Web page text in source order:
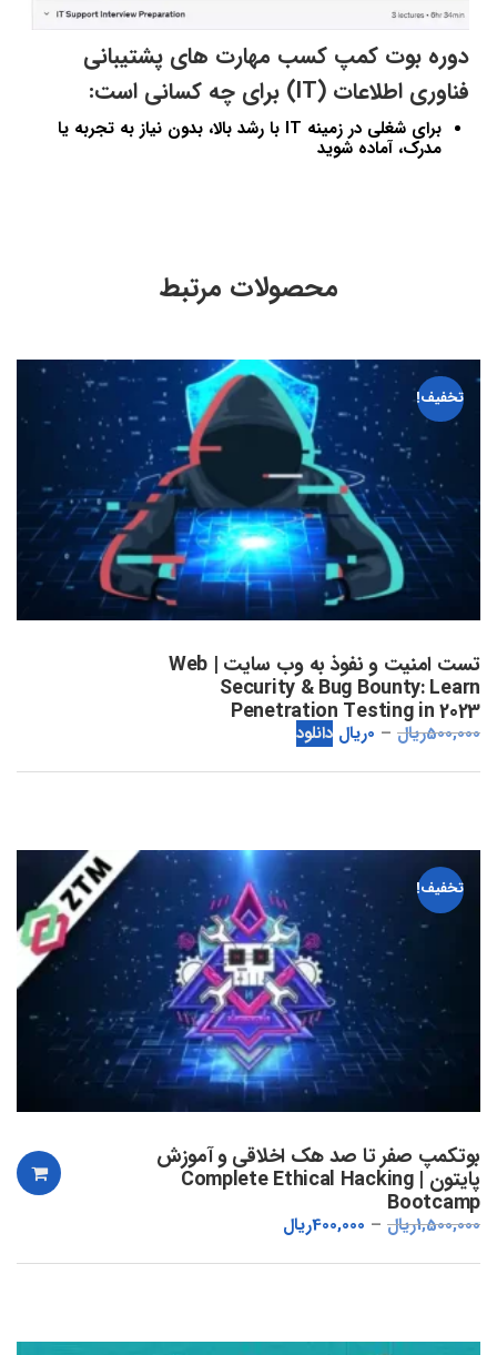
دوره بوت کمپ کسب مهارت های پشتیبانی
فناوری اطلاعات (IT) برای چه کسانی است:
برای شغلی در زمینه IT با رشد بالا، بدون نیاز به تجربه یا
مدرک، آماده شوید
محصولات مرتبط
تخفیف!
تست امنیت و نفوذ به وب سایت | Web
Security & Bug Bounty: Learn
Penetration Testing in 2023
500,000ریال 0ریال دانلود
تخفیف!
بوتکمپ صفر تا صد هک اخلاقی و آموزش
پایتون | Complete Ethical Hacking
Bootcamp
1,500,000ریال 400,000ریال